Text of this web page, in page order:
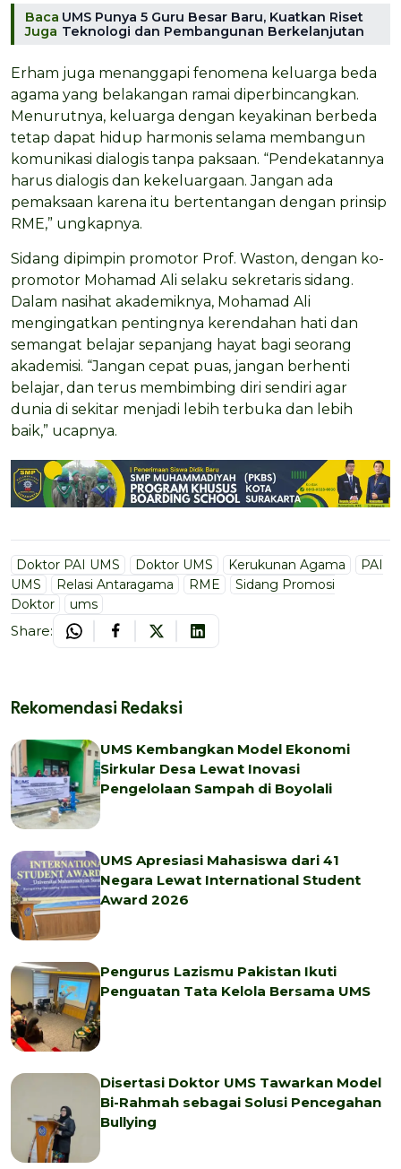
Baca
Juga
UMS Punya 5 Guru Besar Baru, Kuatkan Riset
Teknologi dan Pembangunan Berkelanjutan
Erham juga menanggapi fenomena keluarga beda
agama yang belakangan ramai diperbincangkan.
Menurutnya, keluarga dengan keyakinan berbeda
tetap dapat hidup harmonis selama membangun
komunikasi dialogis tanpa paksaan. “Pendekatannya
harus dialogis dan kekeluargaan. Jangan ada
pemaksaan karena itu bertentangan dengan prinsip
RME,” ungkapnya.
Sidang dipimpin promotor Prof. Waston, dengan ko-
promotor Mohamad Ali selaku sekretaris sidang.
Dalam nasihat akademiknya, Mohamad Ali
mengingatkan pentingnya kerendahan hati dan
semangat belajar sepanjang hayat bagi seorang
akademisi. “Jangan cepat puas, jangan berhenti
belajar, dan terus membimbing diri sendiri agar
dunia di sekitar menjadi lebih terbuka dan lebih
baik,” ucapnya.
Doktor PAI UMS Doktor UMS Kerukunan Agama
PAI
UMS
Relasi Antaragama RME
Sidang Promosi
Doktor
ums
Share:
Rekomendasi Redaksi
UMS Kembangkan Model Ekonomi
Sirkular Desa Lewat Inovasi
Pengelolaan Sampah di Boyolali
UMS Apresiasi Mahasiswa dari 41
Negara Lewat International Student
Award 2026
Pengurus Lazismu Pakistan Ikuti
Penguatan Tata Kelola Bersama UMS
Disertasi Doktor UMS Tawarkan Model
Bi-Rahmah sebagai Solusi Pencegahan
Bullying